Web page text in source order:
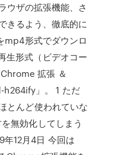
ウザの拡張機能、さ
きるよう、徹底的に
mp4形式でダウンロ
生形式（ビデオコー
拡張 ＆
」。 1 ただ
とんど使われていな
無効化してしまう
12月4日 今回は